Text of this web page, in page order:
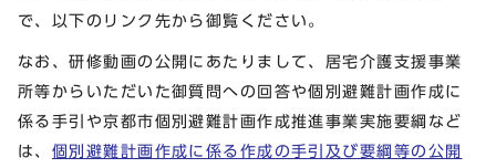
で、以下のリンク先から御覧ください。
なお、研修動画の公開にあたりまして、居宅介護支援事業
所等からいただいた御質問への回答や個別避難計画作成に
係る手引や京都市個別避難計画作成推進事業実施要綱など
は、 個別避難計画作成に係る作成の手引及び要綱等の公開